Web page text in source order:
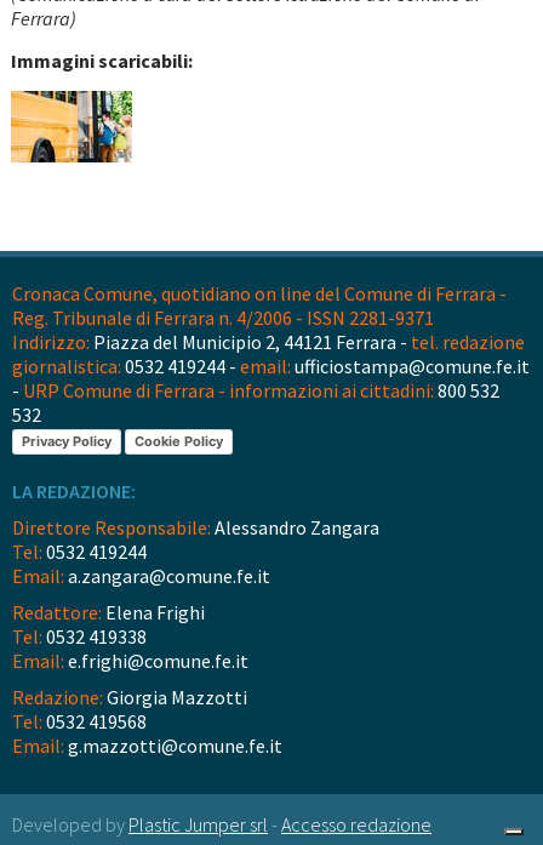
Ferrara)
Immagini scaricabili:
Cronaca Comune, quotidiano on line del Comune di Ferrara -
Reg. Tribunale di Ferrara n. 4/2006 - ISSN 2281-9371
Indirizzo: Piazza del Municipio 2, 44121 Ferrara - tel. redazione
giornalistica: 0532 419244 - email: ufficiostampa@comune.fe.it
- URP Comune di Ferrara - informazioni ai cittadini: 800 532
532
Privacy Policy Cookie Policy
LA REDAZIONE:
Direttore Responsabile: Alessandro Zangara
Tel: 0532 419244
Email: a.zangara@comune.fe.it
Redattore: Elena Frighi
Tel: 0532 419338
Email: e.frighi@comune.fe.it
Redazione: Giorgia Mazzotti
Tel: 0532 419568
Email: g.mazzotti@comune.fe.it
Developed by Plastic Jumper srl - Accesso redazione